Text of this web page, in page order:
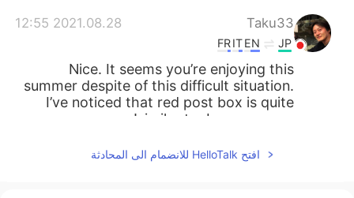
Taku33
2021.08.28 12:55
JP
EN
IT
FR
Nice. It seems you’re enjoying this
summer despite of this difficult situation.
I’ve noticed that red post box is quite
similar to Japanese one!
mrs
2021.08.28 12:44 افتح HelloTalk للانضمام الى المحادثة